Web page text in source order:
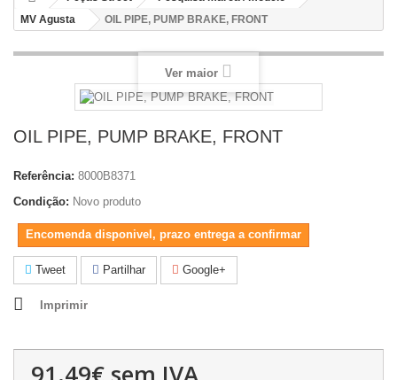
MV Agusta
OIL PIPE, PUMP BRAKE, FRONT
Ver maior
OIL PIPE, PUMP BRAKE, FRONT
Referência: 8000B8371
Condição: Novo produto
Encomenda disponivel, prazo entrega a confirmar
Tweet Partilhar Google+
Imprimir
91.49€ sem IVA